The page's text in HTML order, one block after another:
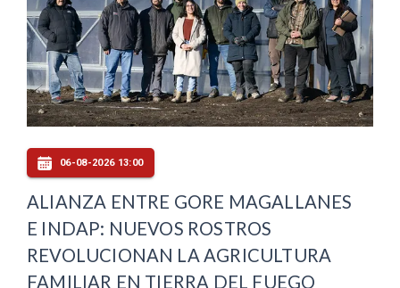
06-08-2026 13:00
ALIANZA ENTRE GORE MAGALLANES
E INDAP: NUEVOS ROSTROS
REVOLUCIONAN LA AGRICULTURA
FAMILIAR EN TIERRA DEL FUEGO